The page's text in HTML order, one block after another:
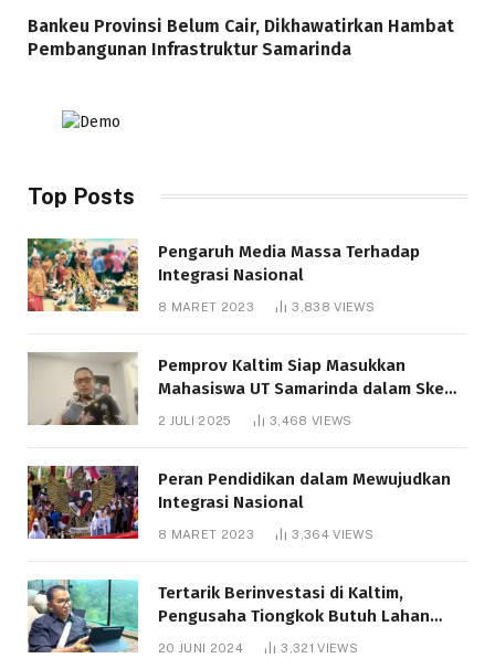
Bankeu Provinsi Belum Cair, Dikhawatirkan Hambat
Pembangunan Infrastruktur Samarinda
Top Posts
Pengaruh Media Massa Terhadap
Integrasi Nasional
8 MARET 2023 3,838VIEWS
Pemprov Kaltim Siap Masukkan
Mahasiswa UT Samarinda dalam Skema
Bantuan Pendidikan Gratispol
2 JULI 2025 3,468 VIEWS
Peran Pendidikan dalam Mewujudkan
Integrasi Nasional
8 MARET 2023 3,364VIEWS
Tertarik Berinvestasi di Kaltim,
Pengusaha Tiongkok Butuh Lahan
20 JUNI 2024 3,321VIEWS